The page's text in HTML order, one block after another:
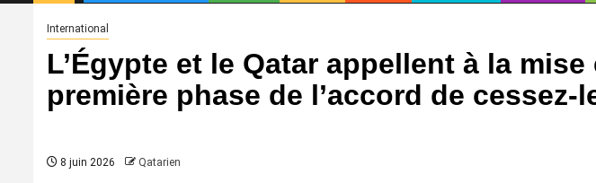
International
L’Égypte et le Qatar appellent à la
première phase de l’accord de cessez-
8 juin 2026 Qatarien